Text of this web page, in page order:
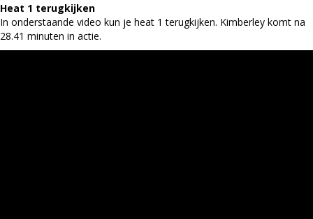
Heat 1 terugkijken
In onderstaande video kun je heat 1 terugkijken. Kimberley komt na
28.41 minuten in actie.